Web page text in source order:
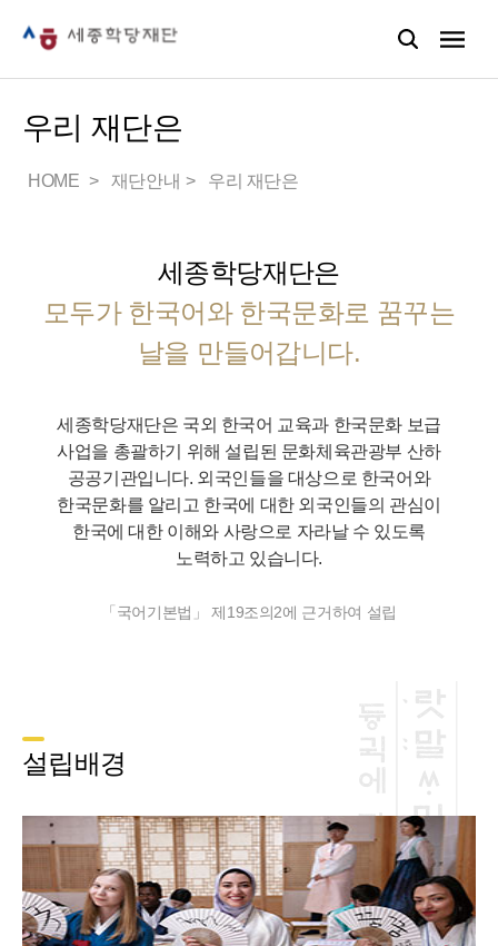
우리 재단은
HOME 재단안내 우리 재단은
세종학당재단은
모두가 한국어와 한국문화로 꿈꾸는
날을 만들어갑니다.
세종학당재단은 국외 한국어 교육과 한국문화 보급
사업을 총괄하기 위해 설립된 문화체육관광부 산하
공공기관입니다. 외국인들을 대상으로 한국어와
한국문화를 알리고 한국에 대한 외국인들의 관심이
한국에 대한 이해와 사랑으로 자라날 수 있도록
노력하고 있습니다.
「국어기본법」 제19조의2에 근거하여 설립
설립배경